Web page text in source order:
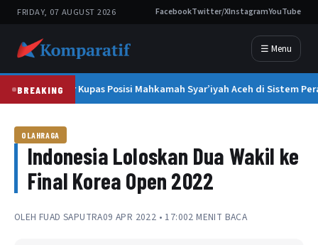
FRIDAY, 07 AUGUST 2026 FacebookTwitter/XInstagramYouTube
☰ Menu
BREAKINGErlizar Kupas Posisi Mahkamah Syar’iyah Aceh di Sistem
OLAHRAGA
Indonesia Loloskan Dua Wakil ke
Final Korea Open 2022
OLEH FUAD SAPUTRA09 APR 2022 • 17:002 MENIT BACA